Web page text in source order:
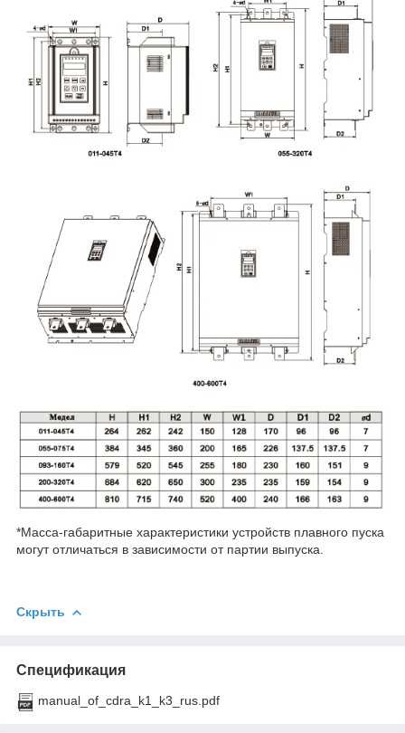
*Масса-габаритные характеристики устройств плавного пуска
могут отличаться в зависимости от партии выпуска.
Скрыть
Спецификация
manual_of_cdra_k1_k3_rus.pdf